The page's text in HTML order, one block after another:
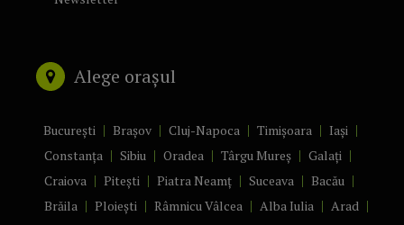
Alege orașul
București Brașov Cluj-Napoca Timișoara
Iași
Constanța
Sibiu Oradea Târgu Mureș
Galați
Craiova
Pitești Piatra Neamț Suceava
Bacău
Brăila
Ploiești Râmnicu Vâlcea Alba Iulia
Arad